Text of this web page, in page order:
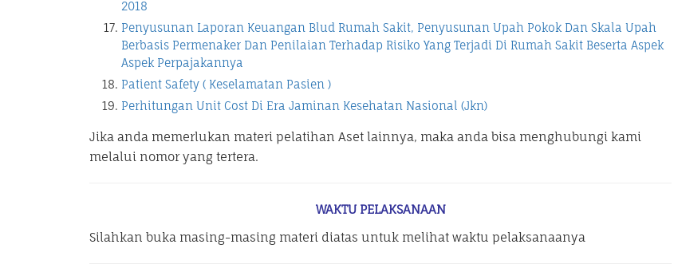
2018
Penyusunan Laporan Keuangan Blud Rumah Sakit, Penyusunan Upah Pokok Dan Skala Upah
Berbasis Permenaker Dan Penilaian Terhadap Risiko Yang Terjadi Di Rumah Sakit Beserta Aspek
Aspek Perpajakannya
Patient Safety ( Keselamatan Pasien )
Perhitungan Unit Cost Di Era Jaminan Kesehatan Nasional (Jkn)
Jika anda memerlukan materi pelatihan Aset lainnya, maka anda bisa menghubungi kami
melalui nomor yang tertera.
WAKTU PELAKSANAAN
Silahkan buka masing-masing materi diatas untuk melihat waktu pelaksanaanya